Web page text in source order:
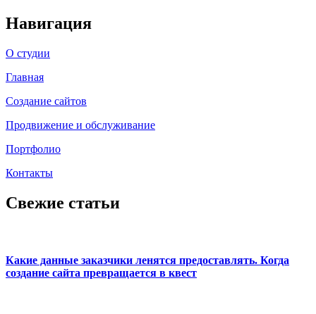
Навигация
О студии
Главная
Создание сайтов
Продвижение и обслуживание
Портфолио
Контакты
Свежие статьи
Какие данные заказчики ленятся предоставлять. Когда
создание сайта превращается в квест